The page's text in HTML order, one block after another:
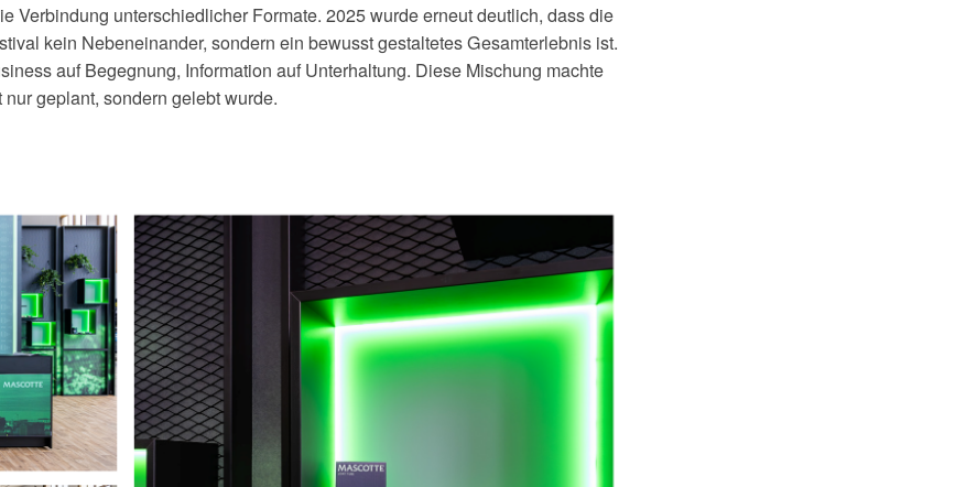
Verbindung unterschiedlicher Formate. 2025 wurde erneut deutlich, dass die
kein Nebeneinander, sondern ein bewusst gestaltetes Gesamterlebnis ist.
auf Begegnung, Information auf Unterhaltung. Diese Mischung machte
geplant, sondern gelebt wurde.